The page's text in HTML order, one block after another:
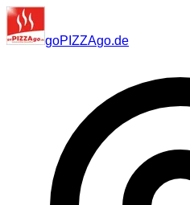
goPIZZAgo.de